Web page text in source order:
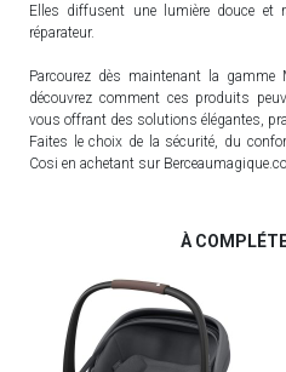
Elles diffusent une lumière douce et
réparateur.
Parcourez dès maintenant la gamme
découvrez comment ces produits
vous offrant des solutions élégantes,
Faites le choix de la sécurité, du
Cosi en achetant sur
À